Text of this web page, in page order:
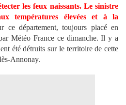
les feux naissants. Le sinistre
températures élevées et à la
ce département, toujours placé en
Météo France ce dimanche. Il y a
été détruits sur le territoire de cette
Annonay.